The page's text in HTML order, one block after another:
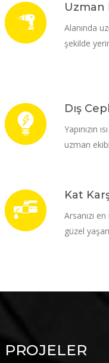
Uzman
Alanında
şekilde
Dış
Yapınızın
uzman
Kat
Arsanızı
güzel
PROJELER